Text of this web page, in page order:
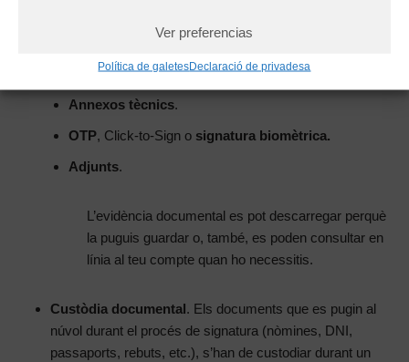
Ver preferencias
Política de galetesDeclaració de privadesa
Documents signats.
Annexos tècnics.
OTP, Click-to-Sign o signatura biomètrica.
Adjunts.
L’evidència documental es pot descarregar perquè
la puguis guardar o, també, es poden consultar en
línia al teu compte quan ho necessitis.
Custòdia documental. Els documents que es pugin al
núvol durant el procés de signatura (nòmines, DNI,
passaports, rebuts, etc.), s’han de custodiar durant un